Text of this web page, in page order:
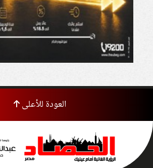
العودة للأعلى